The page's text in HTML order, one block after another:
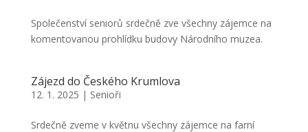
Společenství seniorů srdečně zve všechny zájemce na
komentovanou prohlídku budovy Národního muzea.
Zájezd do Českého Krumlova
12. 1. 2025 | Senioři
Srdečně zveme v květnu všechny zájemce na farní